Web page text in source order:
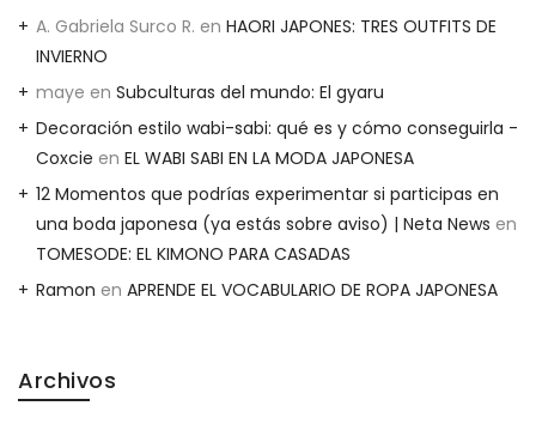
A. Gabriela Surco R. en HAORI JAPONES: TRES OUTFITS DE
INVIERNO
maye en Subculturas del mundo: El gyaru
Decoración estilo wabi-sabi: qué es y cómo conseguirla -
Coxcie en EL WABI SABI EN LA MODA JAPONESA
12 Momentos que podrías experimentar si participas en
una boda japonesa (ya estás sobre aviso) | Neta News en
TOMESODE: EL KIMONO PARA CASADAS
Ramon en APRENDE EL VOCABULARIO DE ROPA JAPONESA
Archivos